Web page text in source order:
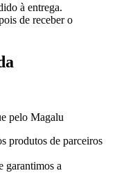
à entrega.
de receber o
pelo Magalu
produtos de parceiros
garantimos a